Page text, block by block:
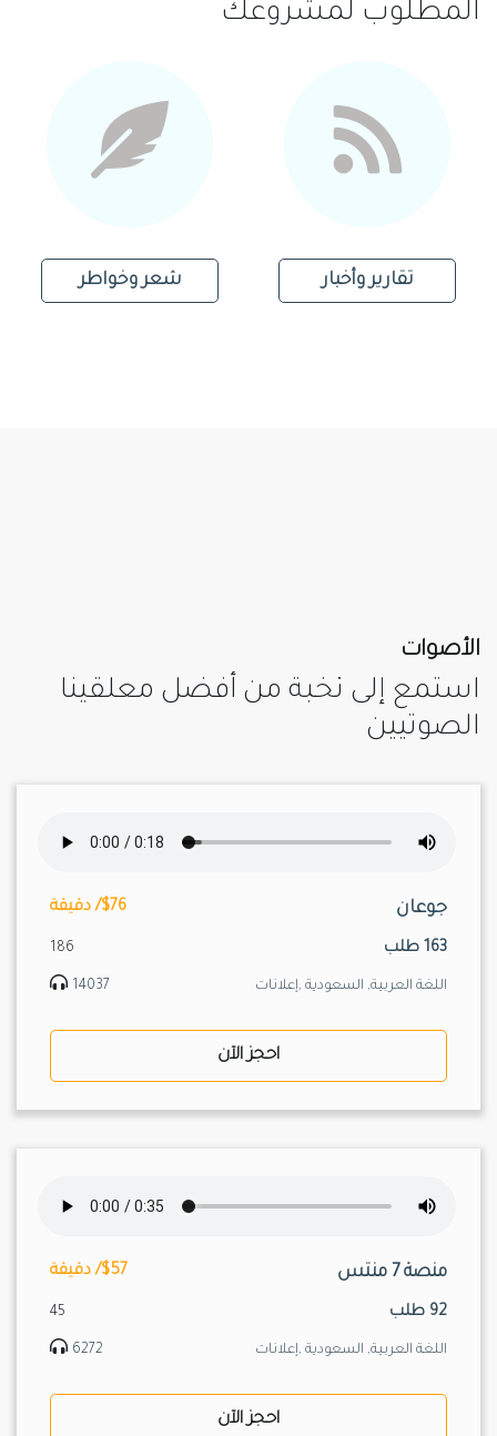
المطلوب لمشروعك
شعر وخواطر قصص
الأصوات
استمع إلى نخبة من أفضل معلقينا
الصوتيين
جوعان $76/ دقيقة
163 طلب 186
اللغة العربية, السعودية ,إعلانات 14037
احجز الآن
منصة 7 منتس $57/ دقيقة
92 طلب 45
اللغة العربية, السعودية ,إعلانات 6272
احجز الآن